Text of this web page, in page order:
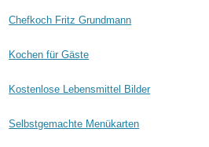
Chefkoch Fritz Grundmann
Kochen für Gäste
Kostenlose Lebensmittel Bilder
Selbstgemachte Menükarten